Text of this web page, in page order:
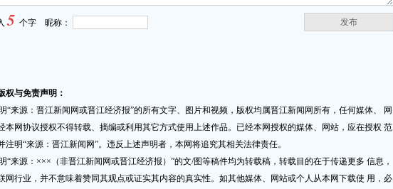
发布
5 个字 昵称：
权与免责声明：
“来源：晋江新闻网或晋江经济报”的所有文字、图片和视频，版权均属晋江新闻网所有，任何媒体、 网
本网协议授权不得转载、摘编或利用其它方式使用上述作品。已经本网授权的媒体、网站，应在授权 范
注明“来源：晋江新闻网”。违反上述声明者，本网将追究其相关法律责任。
“来源：×××（非晋江新闻网或晋江经济报）”的文/图等稿件均为转载稿，转载目的在于传递更多 信息，
网行业，并不意味着赞同其观点或证实其内容的真实性。如其他媒体、网站或个人从本网下载使 用，必